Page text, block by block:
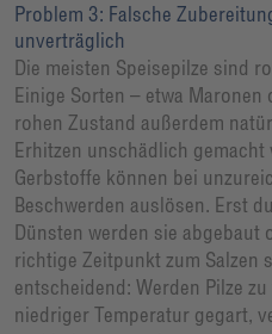
Problem 3: Falsche
unverträglich
Die meisten Speisepilze sind
Einige Sorten – etwa
rohen Zustand außerdem
Erhitzen unschädlich gemacht
Gerbstoffe können bei
Beschwerden auslösen. Erst
Dünsten werden sie abgebaut
richtige Zeitpunkt zum Salzen
entscheidend: Werden Pilze
niedriger Temperatur gegart,